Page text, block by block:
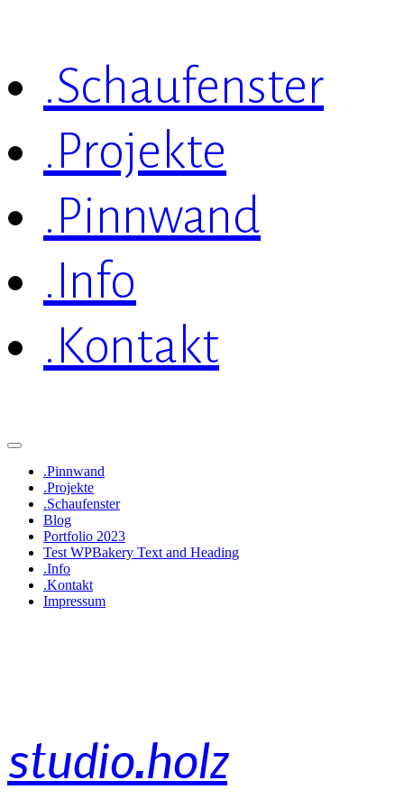
.Schaufenster
.Projekte
.Pinnwand
.Info
.Kontakt
.Pinnwand
.Projekte
.Schaufenster
Blog
Portfolio 2023
Test WPBakery Text and Heading
.Info
.Kontakt
Impressum
studio.holz